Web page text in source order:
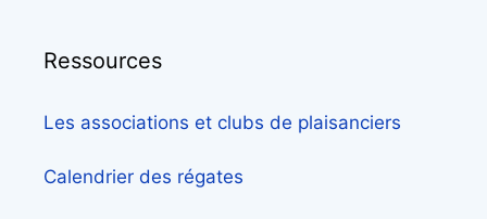
Ressources
Les associations et clubs de plaisanciers
Calendrier des régates